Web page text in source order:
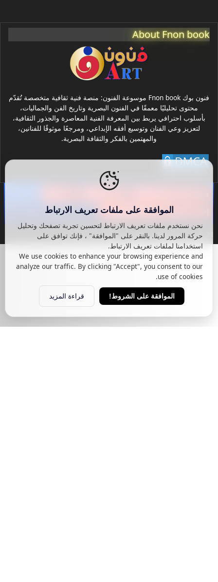
About Fnon book
فنون بوك Fnon book موسوعة الفنون: منصة فنية ثقافية متخصصة تُقدّم
محتوى تحليليًا معمقًا في الفنون البصرية وتاريخ الفن والجماليات،
بأسلوب احترافي يربط بين المعرفة الفنية المعاصرة والجذور الثقافية،
لتعزيز وعي الفنان وتوسيع أفقه الإبداعي، ومرجعًا موثوقًا للفنانين،
والمهتمين بالفكر والثقافة البصرية.
إخلاء المسؤولية | Fnonart فنون آرت
2021© جميع الحقوق محفوظة لـ فنون آرت 2026
©
الموافقة على ملفات تعريف الارتباط
نحن نستخدم ملفات تعريف الارتباط لتحسين تجربة تصفحك وتحليل
حركة المرور لدينا. بالنقر على "الموافقة" ، فإنك توافق على
استخدامنا لملفات تعريف الارتباط.
We use cookies to enhance your browsing experience and
analyze our traffic. By clicking "Accept", you consent to our
use of cookies.
الموافقة على الشروط! قراءة المزيد